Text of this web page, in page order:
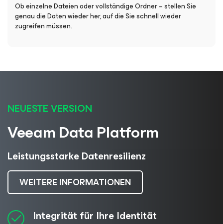
Ob einzelne Dateien oder vollständige Ordner – stellen Sie
genau die Daten wieder her, auf die Sie schnell wieder
zugreifen müssen.
NEUESTE VERSION
Veeam Data Platform
Leistungsstarke Datenresilienz
WEITERE INFORMATIONEN
Integrität für Ihre Identität